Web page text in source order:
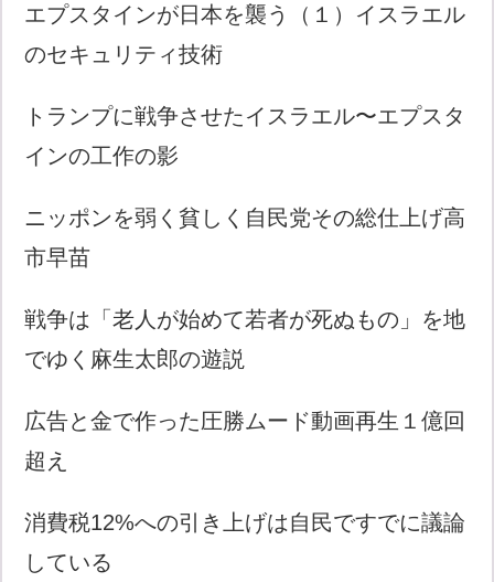
エプスタインが日本を襲う（１）イスラエル
のセキュリティ技術
トランプに戦争させたイスラエル〜エプスタ
インの工作の影
ニッポンを弱く貧しく自民党その総仕上げ高
市早苗
戦争は「老人が始めて若者が死ぬもの」を地
でゆく麻生太郎の遊説
広告と金で作った圧勝ムード動画再生１億回
超え
消費税12%への引き上げは自民ですでに議論
している